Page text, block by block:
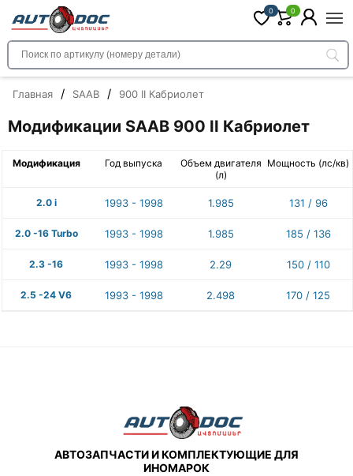
0 0
Главная / SAAB / 900 II Кабриолет
Модификации SAAB 900 II Кабриолет
Модификация Год выпуска
Объем двигателя
(л)
Мощность (лс/кв)
2.0 i 1993 - 1998 1.985 131 / 96
2.0 -16 Turbo 1993 - 1998 1.985 185 / 136
2.3 -16 1993 - 1998 2.29 150 / 110
2.5 -24 V6 1993 - 1998 2.498 170 / 125
АВТОЗАПЧАСТИ И КОМПЛЕКТУЮЩИЕ ДЛЯ
ИНОМАРОК